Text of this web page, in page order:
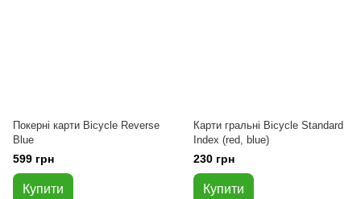
Покерні карти Bicycle Reverse
Blue
599 грн
Купити
Карти гральні Bicycle Standard
Index (red, blue)
230 грн
Купити